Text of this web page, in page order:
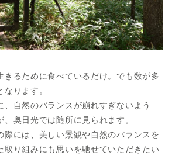
きるために食べているだけ。でも数が多
ります。
、自然のバランスが崩れすぎないよう
奥日光では随所に見られます。
際には、美しい景観や自然のバランスを
取り組みにも思いを馳せていただきたい